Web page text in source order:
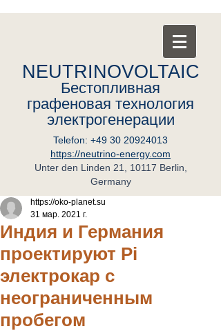
NEUTRINOVOLTAIC
Бестопливная
графеновая технология
электрогенерации
Telefon: +49 30 20924013
https://neutrino-energy.com
Unter den Linden 21, 10117 Berlin,
Germany
Индия и Германия
проектируют Pi
электрокар с
неограниченным
пробегом
https://oko-planet.su
31 мар. 2021 г.